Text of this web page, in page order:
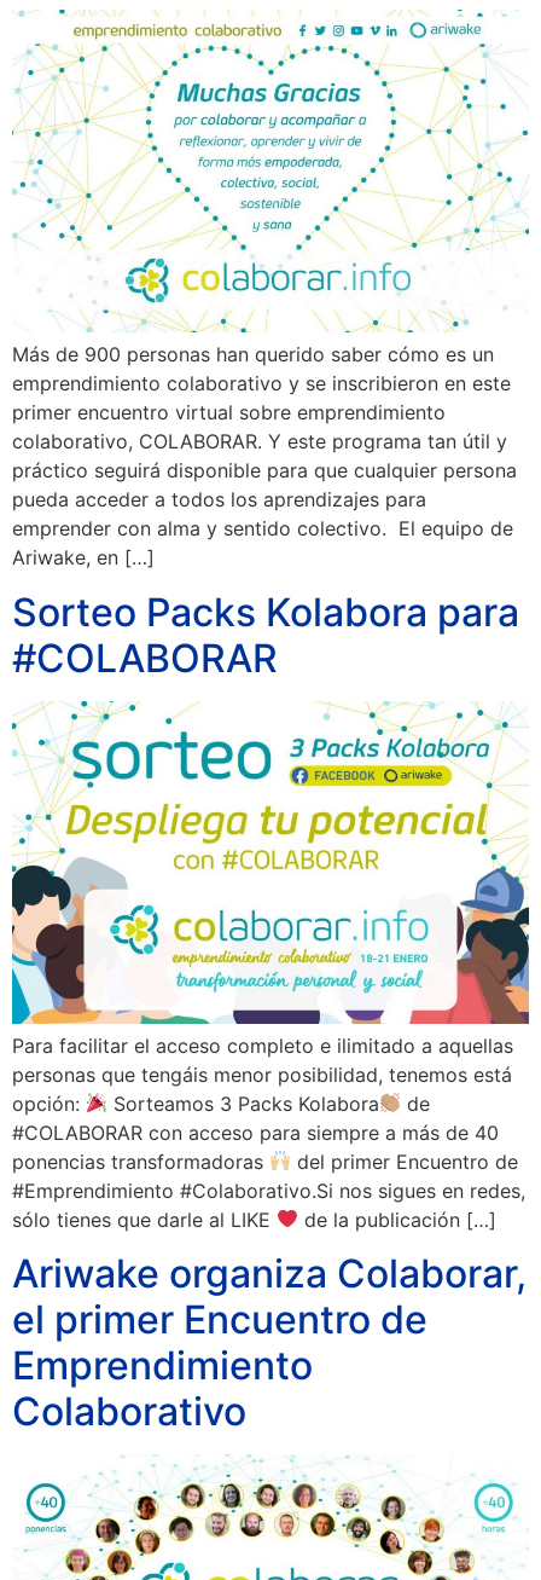
Más de 900 personas han querido saber cómo es un
emprendimiento colaborativo y se inscribieron en este
primer encuentro virtual sobre emprendimiento
colaborativo, COLABORAR. Y este programa tan útil y
práctico seguirá disponible para que cualquier persona
pueda acceder a todos los aprendizajes para
emprender con alma y sentido colectivo. El equipo de
Ariwake, en […]
Sorteo Packs Kolabora para
#COLABORAR
Para facilitar el acceso completo e ilimitado a aquellas
personas que tengáis menor posibilidad, tenemos está
opción:
Sorteamos 3 Packs Kolabora
de
#COLABORAR con acceso para siempre a más de 40
ponencias transformadoras
del primer Encuentro de
#Emprendimiento #Colaborativo.Si nos sigues en redes,
sólo tienes que darle al LIKE
de la publicación […]
Ariwake organiza Colaborar,
el primer Encuentro de
Emprendimiento
Colaborativo